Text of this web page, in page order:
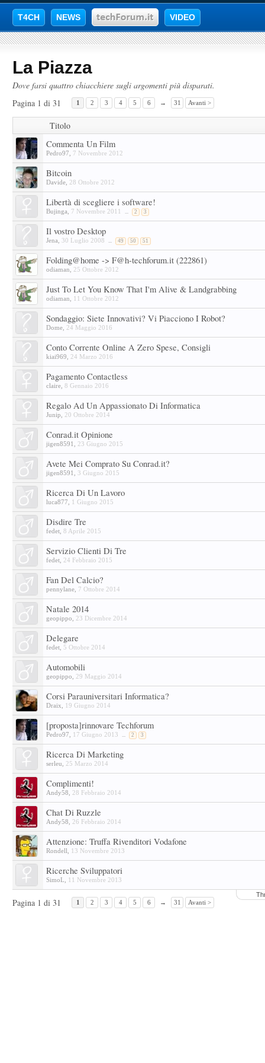
T4CH NEWS VIDEO
La Piazza
Dove farsi quattro chiacchiere sugli argomenti più disparati.
Pagina 1 di 31
1 2 3 4 5 6 → 31 Avanti >
Titolo
Commenta Un Film
Pedro97 7 Novembre 2012
Bitcoin
Davide 28 Ottobre 2012
Libertà di scegliere i software!
Bujinga 7 Novembre 2011 ... 2 3
Il vostro Desktop
Jena 30 Luglio 2008 ... 49 50 51
Folding@home -> F@h-techforum.it (222861)
odiaman 25 Ottobre 2012
Just To Let You Know That I'm Alive & Landgrabbing
odiaman 11 Ottobre 2012
Sondaggio: Siete Innovativi? Vi Piacciono I Robot?
Dome 24 Maggio 2016
Conto Corrente Online A Zero Spese, Consigli
kiai969 24 Marzo 2016
Pagamento Contactless
claire 8 Gennaio 2016
Regalo Ad Un Appassionato Di Informatica
Junip 20 Ottobre 2014
Conrad.it Opinione
jigen8591 23 Giugno 2015
Avete Mei Comprato Su Conrad.it?
jigen8591 3 Giugno 2015
Ricerca Di Un Lavoro
luca877 1 Giugno 2015
Disdire Tre
fedet 8 Aprile 2015
Servizio Clienti Di Tre
fedet 24 Febbraio 2015
Fan Del Calcio?
pennylane 7 Ottobre 2014
Natale 2014
geopippo 23 Dicembre 2014
Delegare
fedet 5 Ottobre 2014
Automobili
geopippo 29 Maggio 2014
Corsi Parauniversitari Informatica?
Draix 19 Giugno 2014
[proposta]rinnovare Techforum
Pedro97 17 Giugno 2013 ... 2 3
Ricerca Di Marketing
serleu 25 Marzo 2014
Complimenti!
Andy58 28 Febbraio 2014
Chat Di Ruzzle
Andy58 26 Febbraio 2014
Attenzione: Truffa Rivenditori Vodafone
Rondell 13 Novembre 2013
Ricerche Sviluppatori
SimoL 11 Novembre 2013
Pagina 1 di 31 1 2 3 4 5 6 → 31 Avanti >